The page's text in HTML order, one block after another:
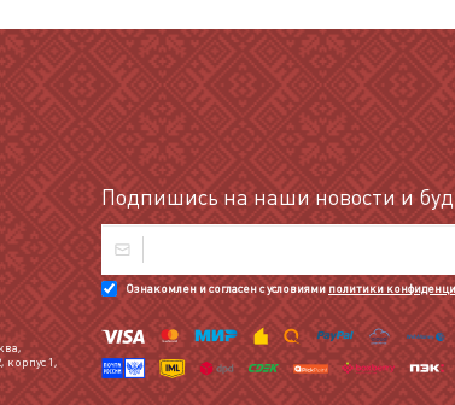
Подпишись на наши новости и
Ознакомлен и согласен с условиямиполитики
корпус 1,